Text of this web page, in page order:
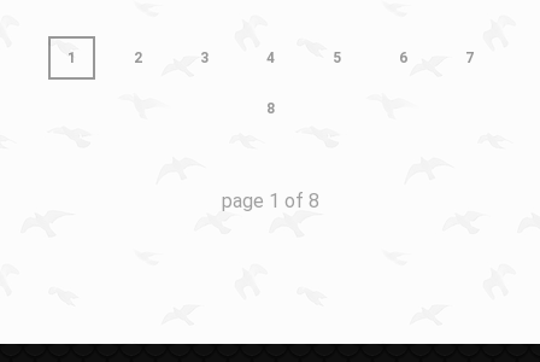
1 2 3 4 5 6 7
8
page 1 of 8